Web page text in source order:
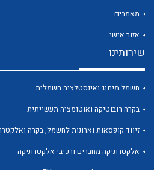
לכל מוצרי היצרן
מאמרים
אזור אישי
שירותינו
חשמל מיתוג ואינסטלציה חשמלית
בקרה רובוטיקה ואוטומציה תעשייתית
זיווד קופסאות וארונות לחשמל, בקרה
אלקטרוניקה מחברים ורכיבי אלקטרוניקה